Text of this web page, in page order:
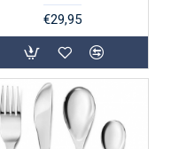
€29,95